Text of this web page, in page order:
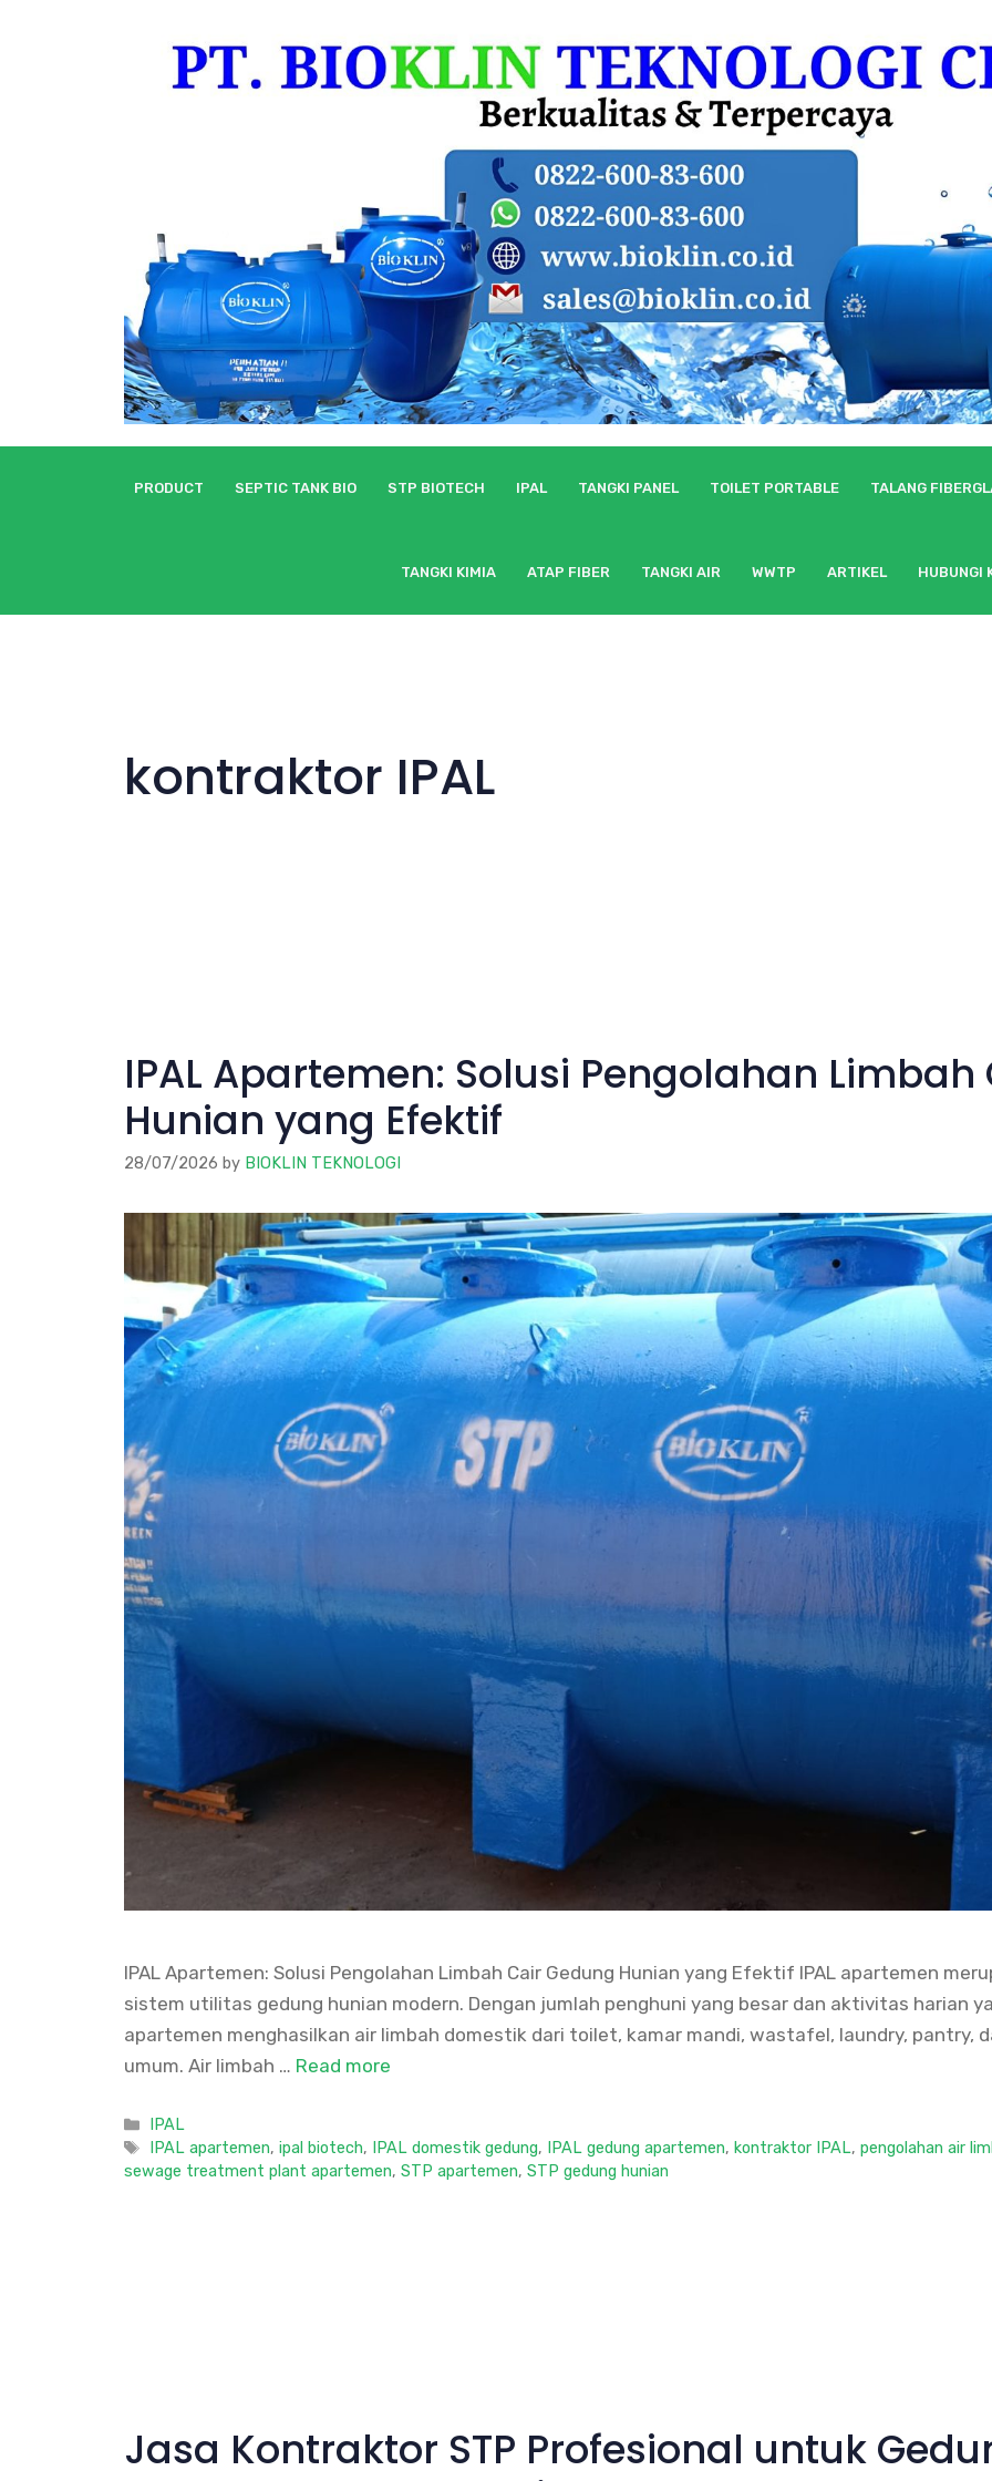
PRODUCT SEPTIC TANK BIO STP BIOTECH IPAL TANGKI PANEL TOILET PORTABLE TALANG
TANGKI KIMIA ATAP FIBER TANGKI AIR WWTP ARTIKEL HUBUNGI
kontraktor IPAL
IPAL Apartemen: Solusi Pengolahan
Hunian yang Efektif
28/07/2026 by BIOKLIN TEKNOLOGI
IPAL Apartemen: Solusi Pengolahan Limbah Cair Gedung Hunian yang Efektif IPAL apartemen
sistem utilitas gedung hunian modern. Dengan jumlah penghuni yang besar dan aktivitas harian
apartemen menghasilkan air limbah domestik dari toilet, kamar mandi, wastafel, laundry, pantry,
umum. Air limbah … Read more
Categories
IPAL
Tags
IPAL apartemen,ipal biotech, IPAL domestik gedung, IPAL gedung apartemen,kontraktor IPAL,pengolahan air
sewage treatment plant apartemen, STP apartemen, STP gedung hunian
Jasa Kontraktor STP Profesional untuk